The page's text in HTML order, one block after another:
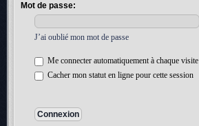
Mot de passe:
J’ai oublié mon mot de passe
Me connecter automatiquement à chaque visite
Cacher mon statut en ligne pour cette session